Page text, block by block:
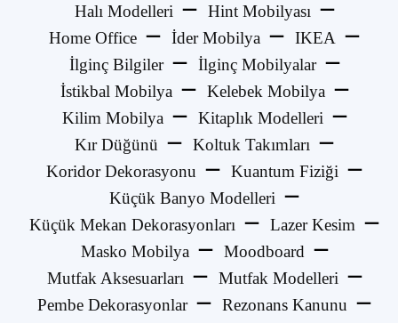
Halı Modelleri
Hint Mobilyası
Home Office
İder Mobilya
IKEA
İlginç Bilgiler
İlginç Mobilyalar
İstikbal Mobilya
Kelebek Mobilya
Kilim Mobilya
Kitaplık Modelleri
Kır Düğünü
Koltuk Takımları
Koridor Dekorasyonu
Kuantum Fiziği
Küçük Banyo Modelleri
Küçük Mekan Dekorasyonları
Lazer Kesim
Masko Mobilya
Moodboard
Mutfak Aksesuarları
Mutfak Modelleri
Pembe Dekorasyonlar
Rezonans Kanunu